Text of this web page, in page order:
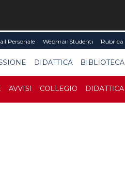
Personale Webmail Studenti Rubrica
DIDATTICA BIBLIOTECA
AVVISI COLLEGIO DIDATTICA